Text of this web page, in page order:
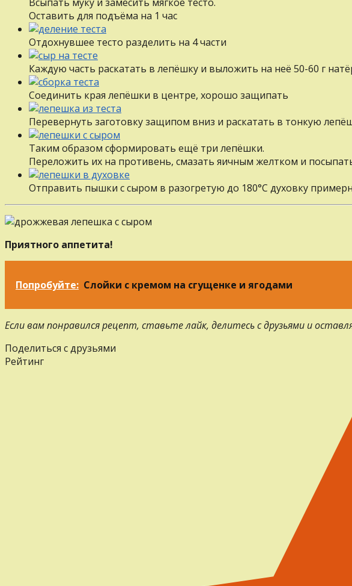
Оставить для подъёма на 1 час
Отдохнувшее тесто разделить на 4 части
Каждую часть раскатать в лепёшку и выложить на неё 50-60 г
Соединить края лепёшки в центре, хорошо защипать
Перевернуть заготовку защипом вниз и раскатать в тонкую
Таким образом сформировать ещё три лепёшки.
Переложить их на противень, смазать яичным желтком и
Отправить пышки с сыром в разогретую до 180°С духовку
Приятного аппетита!
Попробуйте: Слойки с кремом на сгущенке и ягодами
Если вам понравился рецепт, ставьте лайк, делитесь с друзьями и
Поделиться с друзьями
Рейтинг